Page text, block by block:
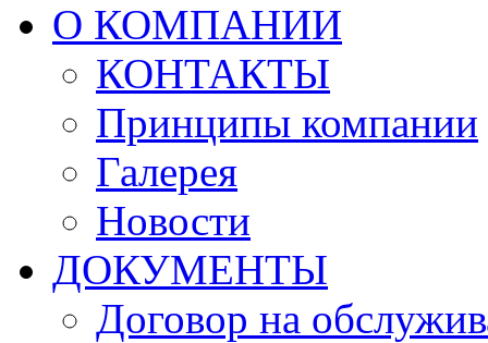
О КОМПАНИИ
КОНТАКТЫ
Принципы компании
Галерея
Новости
ДОКУМЕНТЫ
Договор на